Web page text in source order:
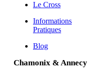
Le Cross
Informations
Pratiques
Blog
Chamonix & Annecy